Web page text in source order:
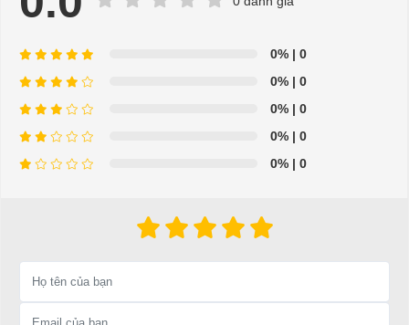
- Hỗ trợ giải đáp các vấn đề liên quan đến xe điện miễn phí
- Chuyên phụ tùng, phụ kiện - thiết bị dành cho xe điện.
- Dịch vụ sửa chữa, thay thế phụ tùng, phụ kiện - thiết bị cho
xe ô tô điện.
thay thế phụ tùng, phụ kiện - thiết bị cho xe điện. Giá thành
Hân hạnh được phục vụ mọi người
0% | 0
0% | 0
0% | 0
0% | 0
0% | 0